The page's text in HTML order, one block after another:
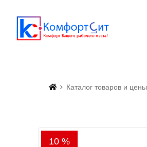
Каталог товаров и цены
10 %